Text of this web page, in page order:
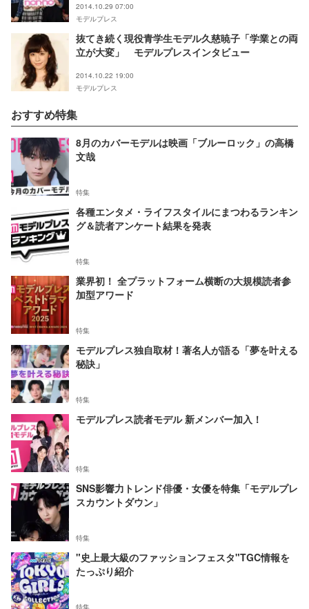
2014.10.29 07:00
モデルプレス
抜てき続く現役青学生モデル久慈暁子「学業との両
立が大変」 モデルプレスインタビュー
2014.10.22 19:00
モデルプレス
おすすめ特集
8月のカバーモデルは映画「ブルーロック」の高橋
文哉
特集
各種エンタメ・ライフスタイルにまつわるランキン
グ＆読者アンケート結果を発表
特集
業界初！ 全プラットフォーム横断の大規模読者参
加型アワード
特集
モデルプレス独自取材！著名人が語る「夢を叶える
秘訣」
特集
モデルプレス読者モデル 新メンバー加入！
特集
SNS影響力トレンド俳優・女優を特集「モデルプレ
スカウントダウン」
特集
"史上最大級のファッションフェスタ"TGC情報を
たっぷり紹介
特集